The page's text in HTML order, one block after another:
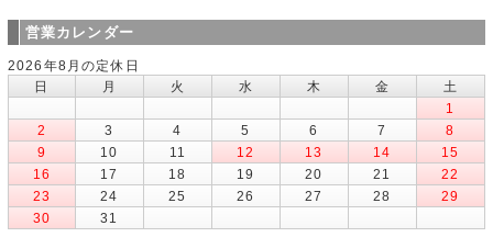
営業カレンダー
2026年8月の定休日
日
月 火 水 木 金
土
1
2
3 4 5 6 7
8
9
10 11 12 13 14
15
16
17 18 19 20 21
22
23
24 25 26 27 28
29
30
31